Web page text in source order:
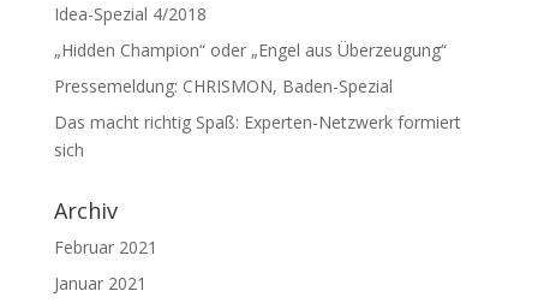
Idea-Spezial 4/2018
„Hidden Champion“ oder „Engel aus Überzeugung“
Pressemeldung: CHRISMON, Baden-Spezial
Das macht richtig Spaß: Experten-Netzwerk formiert
sich
Archiv
Februar 2021
Januar 2021